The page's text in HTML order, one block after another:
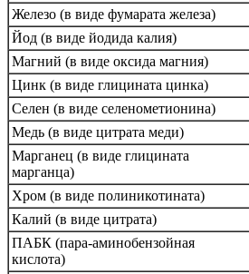
Железо (в виде фумарата железа)
Йод (в виде йодида калия)
Магний (в виде оксида магния)
Цинк (в виде глицината цинка)
Селен (в виде селенометионина)
Медь (в виде цитрата меди)
Марганец (в виде глицината
марганца)
Хром (в виде полиникотината)
Калий (в виде цитрата)
ПАБК (пара-аминобензойная
кислота)